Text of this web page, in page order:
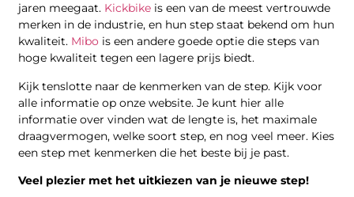
jaren meegaat. Kickbike is een van de meest vertrouwde
merken in de industrie, en hun step staat bekend om hun
kwaliteit. Mibo is een andere goede optie die steps van
hoge kwaliteit tegen een lagere prijs biedt.
Kijk tenslotte naar de kenmerken van de step. Kijk voor
alle informatie op onze website. Je kunt hier alle
informatie over vinden wat de lengte is, het maximale
draagvermogen, welke soort step, en nog veel meer. Kies
een step met kenmerken die het beste bij je past.
Veel plezier met het uitkiezen van je nieuwe step!